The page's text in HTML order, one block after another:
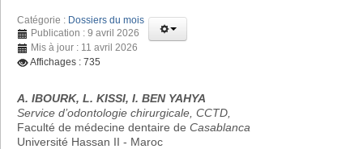
Catégorie : Dossiers du mois
Publication : 9 avril 2026
Mis à jour : 11 avril 2026
Affichages : 735
A. IBOURK, L. KISSI, I. BEN YAHYA
Service d’odontologie chirurgicale, CCTD,
Faculté de médecine dentaire de Casablanca
Université Hassan II - Maroc